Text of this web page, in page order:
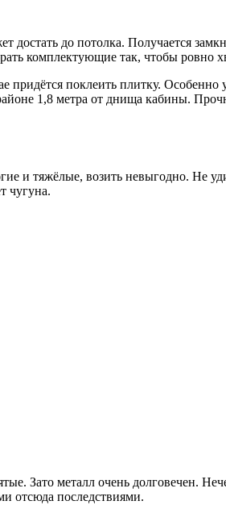
до потолка. Получается
комплектующие так, чтобы ровно
поклеить плитку. Особенно
1,8 метра от днища кабины.
и тяжёлые, возить невыгодно. Не
чугуна.
Зато металл очень долговечен.
отсюда последствиями.